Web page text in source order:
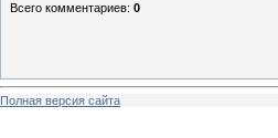
Всего комментариев: 0
Полная версия сайта